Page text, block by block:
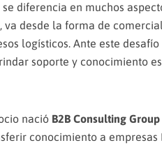
diferencia en muchos
va desde la forma de
logísticos. Ante este
soporte y conocimiento
nació B2B Consulting Group
conocimiento a empresas